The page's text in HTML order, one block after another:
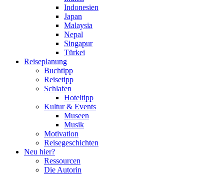
Indonesien
Japan
Malaysia
Nepal
Singapur
Türkei
Reiseplanung
Buchtipp
Reisetipp
Schlafen
Hoteltipp
Kultur & Events
Museen
Musik
Motivation
Reisegeschichten
Neu hier?
Ressourcen
Die Autorin